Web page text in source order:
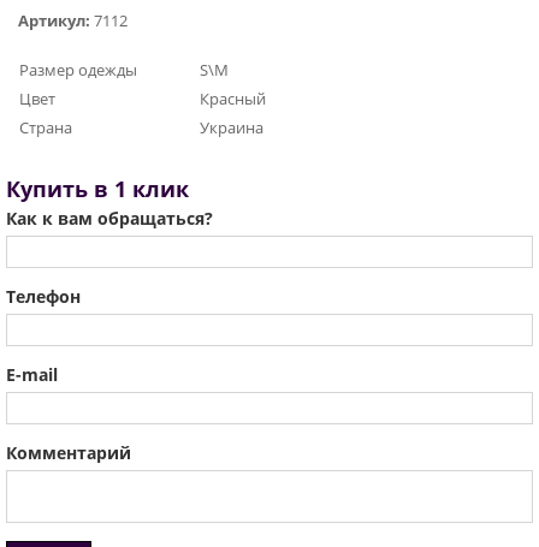
Артикул: 7112
Размер одежды
S\M
Цвет
Красный
Страна
Украина
Купить в 1 клик
Как к вам обращаться?
Телефон
E-mail
Комментарий